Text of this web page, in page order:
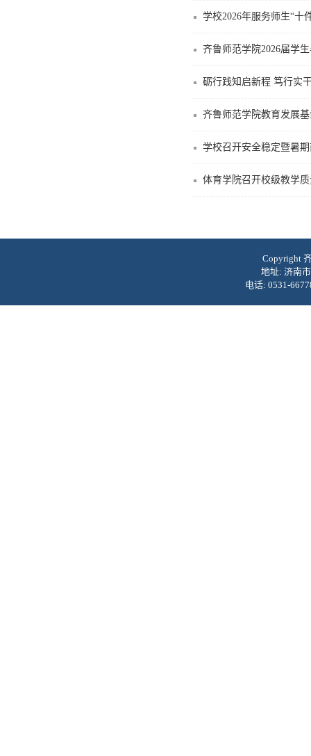
学校2026年服务师生“十
齐鲁师范学院2026届学
砺行践知启新程 笃行实
齐鲁师范学院教育发展
学校召开安全稳定暨暑
体育学院召开校级教学
Copyright
地址: 济南
电话: 0531-